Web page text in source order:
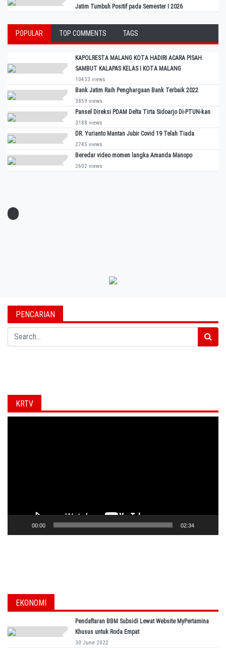
Jatim Tumbuh Positif pada Semester I 2026
POPULAR TOP COMMENTS TAGS
KAPOLRESTA MALANG KOTA HADIRI ACARA PISAH
SAMBUT KALAPAS KELAS I KOTA MALANG
10433 views
Bank Jatim Raih Penghargaan Bank Terbaik 2022
3859 views
Pansel Direksi PDAM Delta Tirta Sidoarjo Di-PTUN-kan
3188 views
DR. Yurianto Mantan Jubir Covid 19 Telah Tiada
2745 views
Beredar video momen langka Amanda Manopo
2602 views
PENCARIAN
Search
KRTV
00:00 02:34
EKONOMI
Pendaftaran BBM Subsidi Lewat Website MyPertamina
Khusus untuk Roda Empat
30 June 2022